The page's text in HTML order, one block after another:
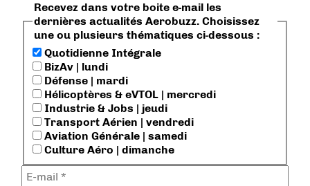
Recevez dans votre boite e-mail les
dernières actualités Aerobuzz. Choisissez
une ou plusieurs thématiques ci-dessous :
Quotidienne Intégrale
BizAv | lundi
Défense | mardi
Hélicoptères & eVTOL | mercredi
Industrie & Jobs | jeudi
Transport Aérien | vendredi
Aviation Générale | samedi
Culture Aéro | dimanche